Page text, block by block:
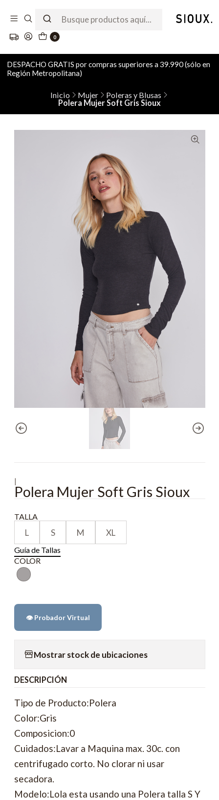
0
DESPACHO GRATIS por compras superiores a 39.990 (sólo en
Región Metropolitana)
Inicio Mujer
Poleras y Blusas
Polera Mujer Soft Gris Sioux
|
Polera Mujer Soft Gris Sioux
TALLA
L S M XL
Guía de Tallas
COLOR
👁️ Probador Virtual
Mostrar stock de ubicaciones
DESCRIPCIÓN
Tipo de Producto:Polera
Color:Gris
Composicion:0
Cuidados:Lavar a Maquina max. 30c. con
centrifugado corto. No clorar ni usar
secadora.
Modelo:Lola esta usando una Polera talla S Y